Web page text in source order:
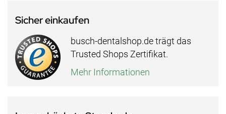
Sicher einkaufen
busch-dentalshop.de trägt das
Trusted Shops Zertifikat.
Mehr Informationen